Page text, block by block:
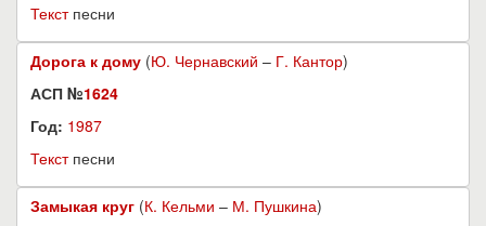
Текстпесни
Дорога к дому (Ю. Чернавский – Г. Кантор)
АСП №1624
Год: 1987
Текстпесни
Замыкая круг (К. Кельми – М. Пушкина)